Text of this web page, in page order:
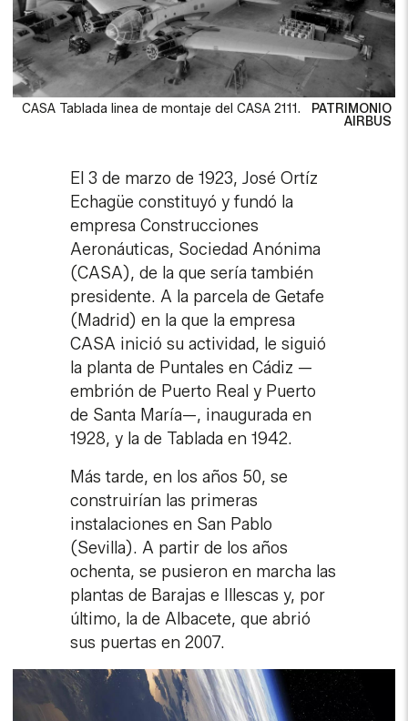
CASA Tablada linea de montaje del CASA 2111.
PATRIMONIO
AIRBUS
El 3 de marzo de 1923, José Ortíz
Echagüe constituyó y fundó la
empresa Construcciones
Aeronáuticas, Sociedad Anónima
(CASA), de la que sería también
presidente. A la parcela de Getafe
(Madrid) en la que la empresa
CASA inició su actividad, le siguió
la planta de Puntales en Cádiz —
embrión de Puerto Real y Puerto
de Santa María—, inaugurada en
1928, y la de Tablada en 1942.
Más tarde, en los años 50, se
construirían las primeras
instalaciones en San Pablo
(Sevilla). A partir de los años
ochenta, se pusieron en marcha las
plantas de Barajas e Illescas y, por
último, la de Albacete, que abrió
sus puertas en 2007.